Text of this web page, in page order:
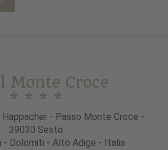
Monte Croce
* * * *
Happacher - Passo Monte Croce -
39030 Sesto
- Dolomiti - Alto Adige - Italia